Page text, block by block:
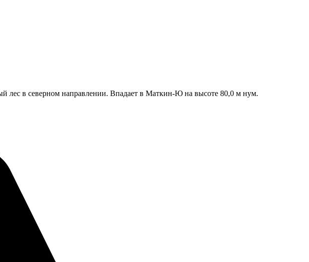
лес в северном направлении. Впадает в Маткин-Ю на высоте 80,0 м нум.